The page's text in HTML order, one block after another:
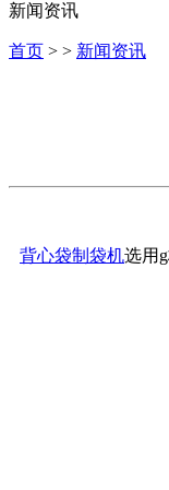
新闻资讯
首页 > > 新闻资讯
背心袋制袋机选用